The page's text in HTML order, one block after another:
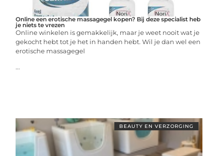
Online een erotische massagegel kopen? Bij deze specialist heb
je niets te vrezen
Online winkelen is gemakkelijk, maar je weet nooit wat je
gekocht hebt tot je het in handen hebt. Wil je dan wel een
erotische massagegel
...
BEAUTY EN VERZORGING